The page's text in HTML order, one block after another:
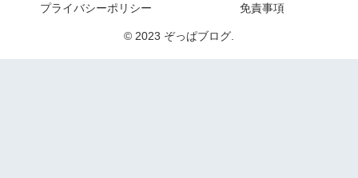
プライバシーポリシー 免責事項
© 2023 ぞっぱブログ.